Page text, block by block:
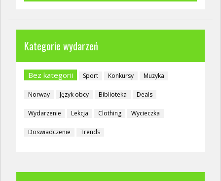
Kategorie wydarzeń
Bez kategorii Sport Konkursy Muzyka
Norway Język obcy Biblioteka Deals
Wydarzenie Lekcja Clothing Wycieczka
Doswiadczenie Trends